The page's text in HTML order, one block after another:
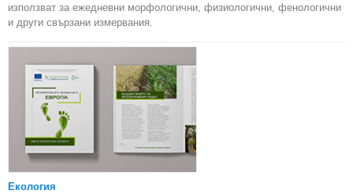
използват за ежедневни морфологични, физиологични, фенологични
и други свързани измервания.
Екология